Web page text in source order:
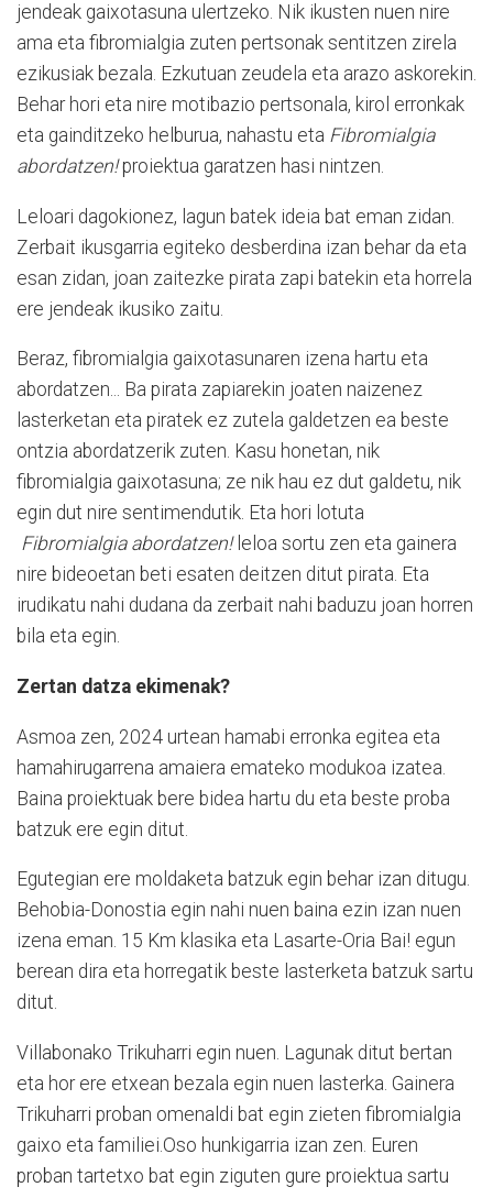
jendeak gaixotasuna ulertzeko. Nik ikusten nuen nire
ama eta fibromialgia zuten pertsonak sentitzen zirela
ezikusiak bezala. Ezkutuan zeudela eta arazo askorekin.
Behar hori eta nire motibazio pertsonala, kirol erronkak
eta gainditzeko helburua, nahastu eta Fibromialgia
abordatzen!proiektua garatzen hasi nintzen.
Leloari dagokionez, lagun batek ideia bat eman zidan.
Zerbait ikusgarria egiteko desberdina izan behar da eta
esan zidan, joan zaitezke pirata zapi batekin eta horrela
ere jendeak ikusiko zaitu.
Beraz, fibromialgia gaixotasunaren izena hartu eta
abordatzen... Ba pirata zapiarekin joaten naizenez
lasterketan eta piratek ez zutela galdetzen ea beste
ontzia abordatzerik zuten. Kasu honetan, nik
fibromialgia gaixotasuna; ze nik hau ez dut galdetu, nik
egin dut nire sentimendutik. Eta hori lotuta
Fibromialgia abordatzen!leloa sortu zen eta gainera
nire bideoetan beti esaten deitzen ditut pirata. Eta
irudikatu nahi dudana da zerbait nahi baduzu joan horren
bila eta egin.
Zertan datza ekimenak?
Asmoa zen, 2024 urtean hamabi erronka egitea eta
hamahirugarrena amaiera emateko modukoa izatea.
Baina proiektuak bere bidea hartu du eta beste proba
batzuk ere egin ditut.
Egutegian ere moldaketa batzuk egin behar izan ditugu.
Behobia-Donostia egin nahi nuen baina ezin izan nuen
izena eman. 15 Km klasika eta Lasarte-Oria Bai! egun
berean dira eta horregatik beste lasterketa batzuk sartu
ditut.
Villabonako Trikuharri egin nuen. Lagunak ditut bertan
eta hor ere etxean bezala egin nuen lasterka. Gainera
Trikuharri proban omenaldi bat egin zieten fibromialgia
gaixo eta familiei.Oso hunkigarria izan zen. Euren
proban tartetxo bat egin ziguten gure proiektua sartu